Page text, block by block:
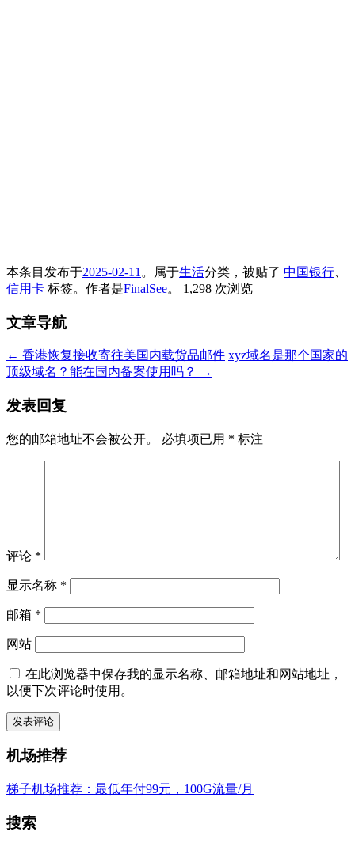
本条目发布于2025-02-11 。属于生活分类，被贴了 中国银行
信用卡 标签。 作者是FinalSee。 1,298 次浏览
文章导航
← 香港恢复接收寄往美国内载货品邮件 xyz域名是那个国家的
顶级域名？能在国内备案使用吗？
→
发表回复
您的邮箱地址不会被公开。 必填项已用 * 标注
评论 *
显示名称 *
邮箱 *
网站
在此浏览器中保存我的显示名称、邮箱地址和网站地址，
以便下次评论时使用。
机场推荐
梯子机场推荐：最低年付99元，100G流量/月
搜索